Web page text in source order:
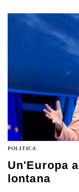
POLITICA
Un'Europa
lontana